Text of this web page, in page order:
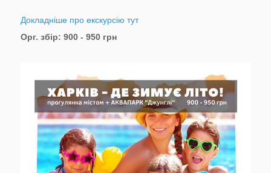
Докладніше про екскурсію тут
Орг. збір: 900 - 950 грн